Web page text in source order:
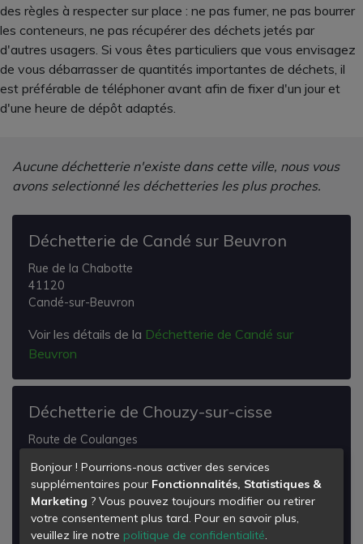
des règles à respecter sur place : ne pas fumer, ne pas bourrer
les conteneurs, ne pas récupérer des déchets jetés par
d'autres usagers. Si vous êtes particuliers que vous envisagez
de vous débarrasser de quantités importantes de déchets, il
est préférable de téléphoner avant afin de fixer d'un jour et
d'une heure de dépôt adaptés.
Aucune déchetterie n'existe dans cette ville, nous vous
avons selectionné les déchetteries les plus proches.
Déchetterie de Candé sur Beuvron
Rue de la Chabotte
41120
Candé-sur-Beuvron
Voir les détails de la Déchetterie de Candé sur
Beuvron
Déchetterie de Chouzy-sur-cisse
Route de Coulanges
Chouzy-sur-Cisse
Voir les détails de laDéchetterie de Chouzy-sur-
cisse
Bonjour ! Pourrions-nous activer des services
supplémentaires pour Fonctionnalités, Statistiques &
Marketing ? Vous pouvez toujours modifier ou retirer
votre consentement plus tard. Pour en savoir plus,
veuillez lire notre politique de confidentialité.